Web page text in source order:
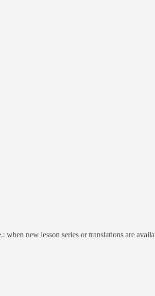
new lesson series or translations are